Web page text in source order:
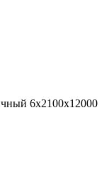
6х2100х12000